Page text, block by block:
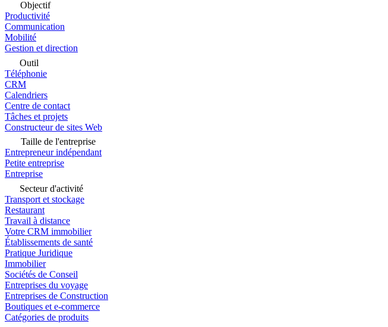
Objectif
Productivité
Communication
Mobilité
Gestion et direction
Outil
Téléphonie
CRM
Calendriers
Centre de contact
Tâches et projets
Constructeur de sites Web
Taille de l'entreprise
Entrepreneur indépendant
Petite entreprise
Entreprise
Secteur d'activité
Transport et stockage
Restaurant
Travail à distance
Votre CRM immobilier
Établissements de santé
Pratique Juridique
Immobilier
Sociétés de Conseil
Entreprises du voyage
Entreprises de Construction
Boutiques et e-commerce
Catégories de produits